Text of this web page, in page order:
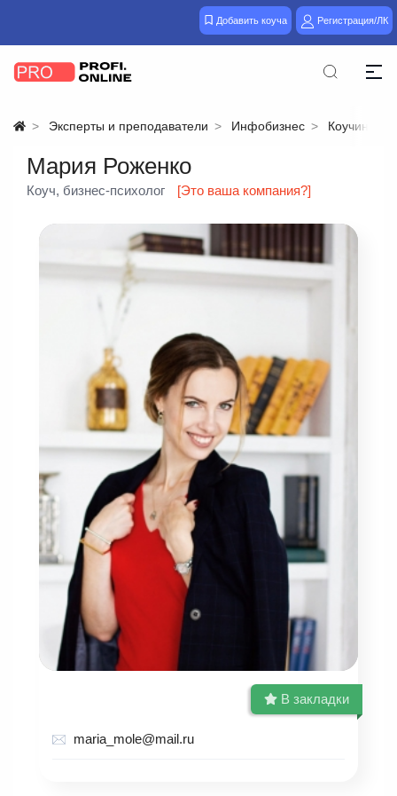
Добавить коуча Регистрация/ЛК
Эксперты и преподаватели Инфобизнес Коучинг
Мария Роженко
Коуч, бизнес-психолог [Это ваша компания?]
В закладки
maria_mole@mail.ru